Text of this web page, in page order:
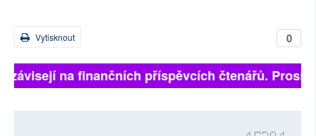
0
Vytisknout
na finančních příspěvcích čtenářů.